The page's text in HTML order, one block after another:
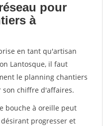
pour
à
en tant qu'artisan
Lantosque, il faut
le planning chantiers
chiffre d'affaires.
bouche à oreille peut
progresser et